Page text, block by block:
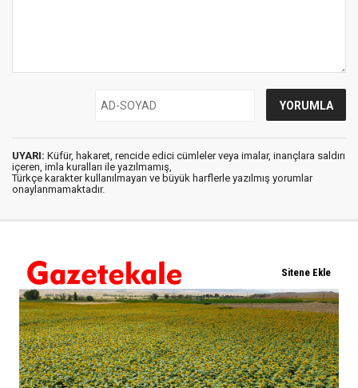
UYARI: Küfür, hakaret, rencide edici cümleler veya imalar, inançlara saldırı
içeren, imla kuralları ile yazılmamış,
Türkçe karakter kullanılmayan ve büyük harflerle yazılmış yorumlar
onaylanmamaktadır.